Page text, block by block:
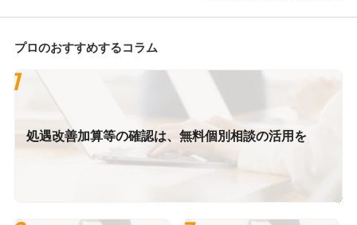
プロのおすすめするコラム
処遇改善加算等の確認は、無料個別相談の活用を